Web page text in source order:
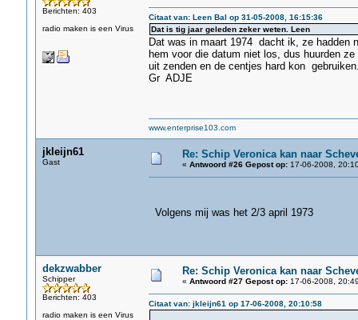
Berichten: 403
radio maken is een Virus
Citaat van: Leen Bal op 31-05-2008, 16:15:36
Dat is tig jaar geleden zeker weten. Leen
Dat was in maart 1974 dacht ik, ze
hem voor die datum niet los, dus huurden
uit zenden en de centjes hard kon
Gr ADJE
www.enterprise103.com
jkleijn61
Gast
Re: Schip Veronica kan naar
« Antwoord #26 Gepost op:17-06-2008,
Volgens mij was het 2/3 april 1973
dekzwabber
Schipper
Berichten: 403
radio maken is een Virus
Re: Schip Veronica kan naar
« Antwoord #27 Gepost op:17-06-2008,
Citaat van: jkleijn61 op 17-06-2008, 20:10:58